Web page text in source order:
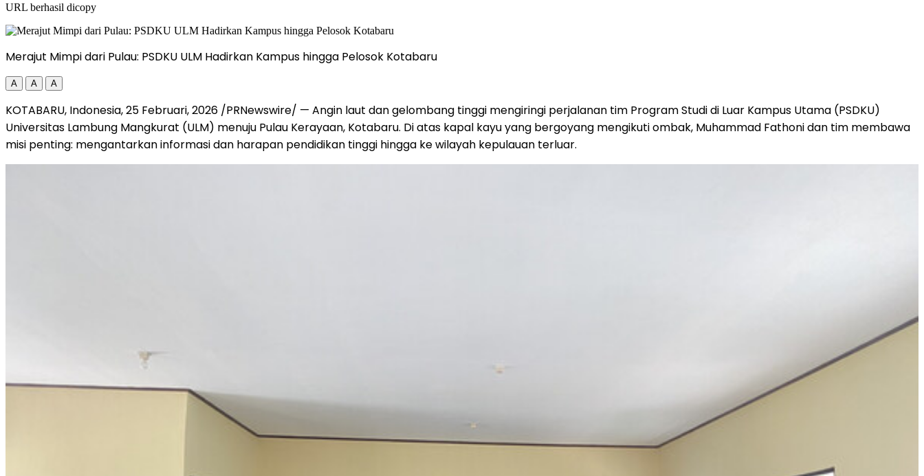
URL berhasil dicopy
Merajut Mimpi dari Pulau: PSDKU ULM Hadirkan Kampus hingga Pelosok Kotabaru
A A A
KOTABARU, Indonesia, 25 Februari, 2026 /PRNewswire/ — Angin laut dan gelombang tinggi mengiringi perjalanan tim Program Studi di Luar Kampus Utama (PSDKU)
Universitas Lambung Mangkurat (ULM) menuju Pulau Kerayaan, Kotabaru. Di atas kapal kayu yang bergoyang mengikuti ombak, Muhammad Fathoni dan tim membawa
misi penting: mengantarkan informasi dan harapan pendidikan tinggi hingga ke wilayah kepulauan terluar.